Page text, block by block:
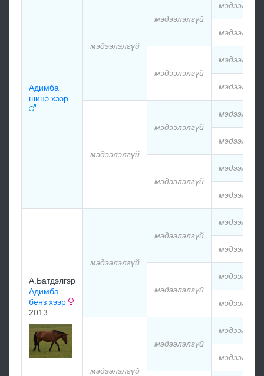
Адимба
шинэ хээр
мэдээлэлгүй
мэдээлэлгүй
мэдээлэлгүй
мэдээлэлгүй
мэдээлэлгүй
мэдээлэлгүй
А.Батдэлгэр
Адимба
бенз хээр
2013
мэдээлэлгүй
мэдээлэлгүй
мэдээлэлгүй
мэдээлэлгүй
мэдээлэлгүй